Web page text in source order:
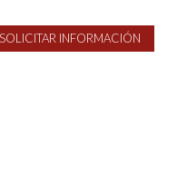
SOLICITAR INFORMACIÓN